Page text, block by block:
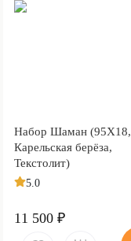
Набор Шаман (95Х18,
Карельская берёза,
Текстолит)
5.0
11 500 ₽